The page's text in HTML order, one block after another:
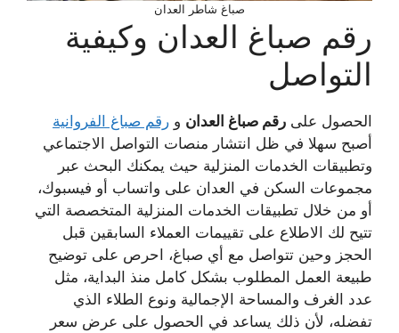
صباغ شاطر العدان
رقم صباغ العدان وكيفية
التواصل
الحصول على رقم صباغ العدان و رقم صباغ الفروانية
أصبح سهلا في ظل انتشار منصات التواصل الاجتماعي
وتطبيقات الخدمات المنزلية حيث يمكنك البحث عبر
مجموعات السكن في العدان على واتساب أو فيسبوك،
أو من خلال تطبيقات الخدمات المنزلية المتخصصة التي
تتيح لك الاطلاع على تقييمات العملاء السابقين قبل
الحجز وحين تتواصل مع أي صباغ، احرص على توضيح
طبيعة العمل المطلوب بشكل كامل منذ البداية، مثل
عدد الغرف والمساحة الإجمالية ونوع الطلاء الذي
تفضله، لأن ذلك يساعد في الحصول على عرض سعر